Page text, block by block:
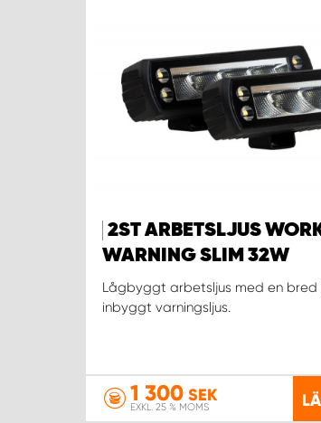
2ST ARBETSLJUS
WARNING SLIM 32W
Lågbyggt arbetsljus med en bred
inbyggt varningsljus.
1 300 SEK
EXKL. 25 % MOMS